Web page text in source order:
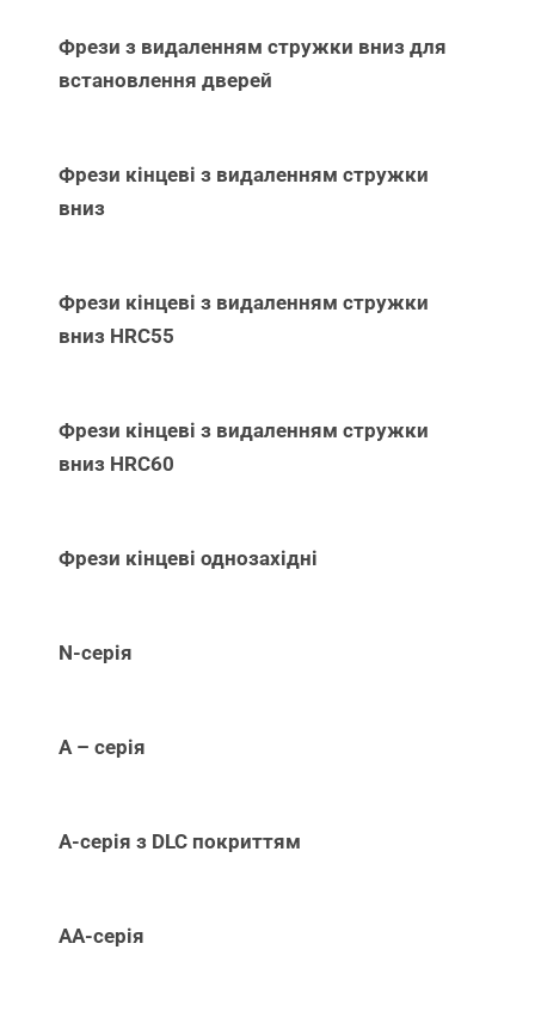
Фрези з видаленням стружки вниз для
встановлення дверей
Фрези кінцеві з видаленням стружки
вниз
Фрези кінцеві з видаленням стружки
вниз НRC55
Фрези кінцеві з видаленням стружки
вниз НRC60
Фрези кінцеві однозахідні
N-серія
А – серія
А-серія з DLC покриттям
АА-серія